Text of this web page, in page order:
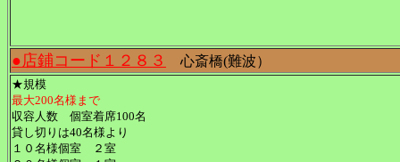
●店鋪コード１２８３ 心斎橋(難波）
★規模
最大200名様まで
収容人数 個室着席100名
貸し切りは40名様より
１０名様個室 ２室